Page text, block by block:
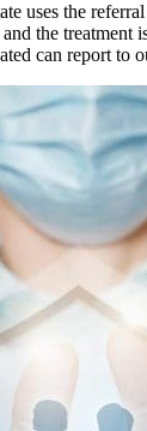
uses the
the treatment
can report to